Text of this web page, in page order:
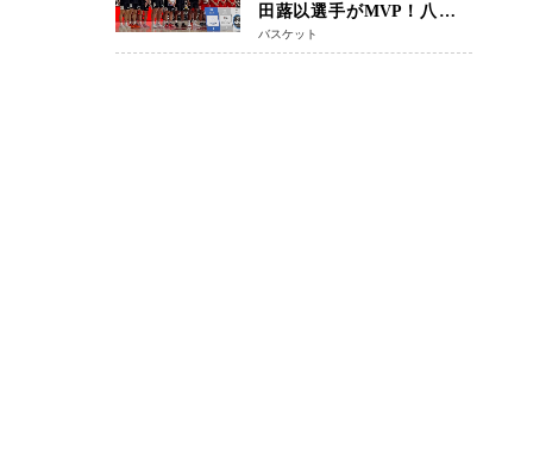
田蕗以選手がMVP！八村塁
主宰「BLACK SAMURAI
SUMMIT 2026」で存在感
バスケット